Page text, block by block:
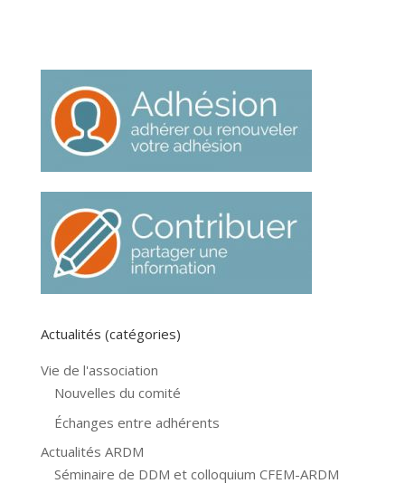
Actualités (catégories)
Vie de l'association
Nouvelles du comité
Échanges entre adhérents
Actualités ARDM
Séminaire de DDM et colloquium CFEM-ARDM